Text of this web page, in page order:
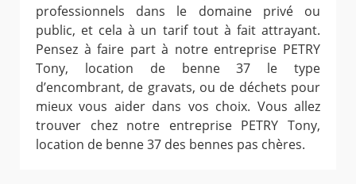
professionnels dans le domaine privé ou
public, et cela à un tarif tout à fait attrayant.
Pensez à faire part à notre entreprise PETRY
Tony, location de benne 37 le type
d’encombrant, de gravats, ou de déchets pour
mieux vous aider dans vos choix. Vous allez
trouver chez notre entreprise PETRY Tony,
location de benne 37 des bennes pas chères.